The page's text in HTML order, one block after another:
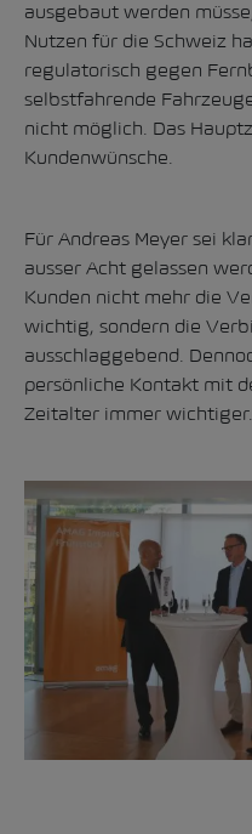
ausgebaut werden
Nutzen für die Schweiz
regulatorisch gegen
selbstfahrende
nicht möglich. Das
Kundenwünsche.
Für Andreas Meyer sei
ausser Acht gelassen
Kunden nicht mehr die
wichtig, sondern die
ausschlaggebend.
persönliche Kontakt mit
Zeitalter immer wichtiger.